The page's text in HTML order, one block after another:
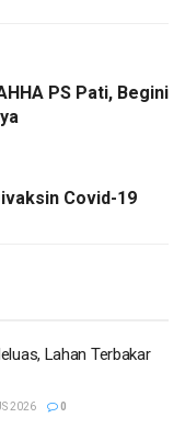
PS Pati, Begini
Covid-19
Lahan Terbakar
2026 0